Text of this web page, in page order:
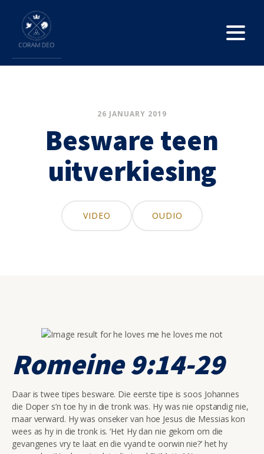
26 JANUARY 2019
Besware teen
uitverkiesing
VIDEO OUDIO
Romeine 9:14-29
Daar is twee tipes besware. Die eerste tipe is soos Johannes
die Doper s’n toe hy in die tronk was. Hy was nie opstandig nie,
maar verward. Hy was onseker van hoe Jesus die Messias kon
wees as hy in die tronk is. ‘Het Hy dan nie gekom om die
gevangenes vry te laat en die vyand te oorwin nie?’ het hy